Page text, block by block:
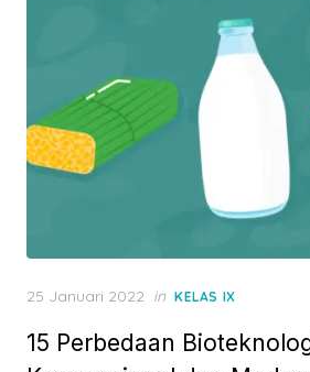
Posted
25 Januari 2022 in KELAS IX
15 Perbedaan